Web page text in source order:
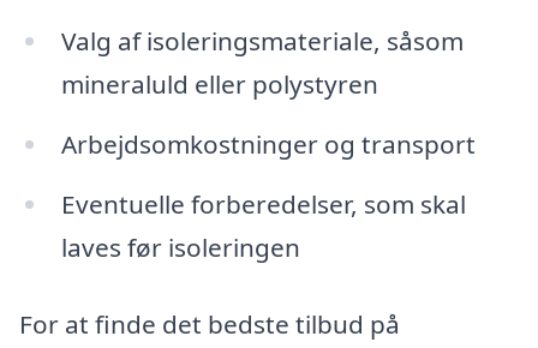
Valg af isoleringsmateriale, såsom
mineraluld eller polystyren
Arbejdsomkostninger og transport
Eventuelle forberedelser, som skal
laves før isoleringen
For at finde det bedste tilbud på